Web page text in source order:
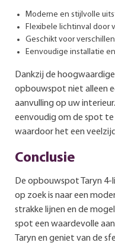
Moderne en stijlvolle
Flexibele lichtinval door
Geschikt voor
Eenvoudige installatie
Dankzij de
opbouwspot niet alleen
aanvulling op uw
eenvoudig om de spot te
waardoor het een
Conclusie
De opbouwspot Taryn
op zoek is naar een
strakke lijnen en de
spot een waardevolle
Taryn en geniet van de